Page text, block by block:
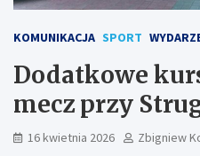
KOMUNIKACJA SPORT
Dodatkowe
mecz przy
16 kwietnia 2026 Zbigniew